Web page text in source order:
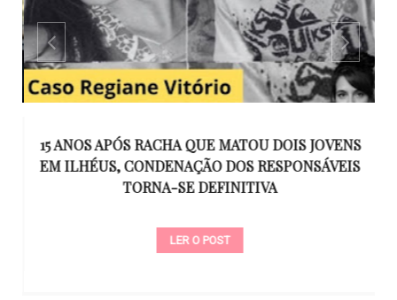
15 ANOS APÓS RACHA QUE MATOU DOIS JOVENS
EM ILHÉUS, CONDENAÇÃO DOS RESPONSÁVEIS
TORNA-SE DEFINITIVA
LER O POST